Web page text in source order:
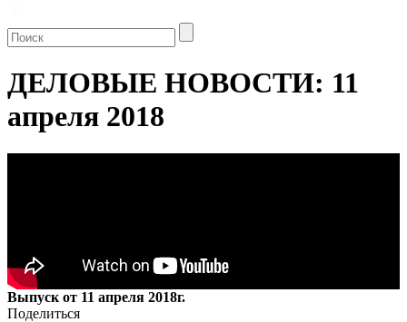
ДЕЛОВЫЕ НОВОСТИ: 11
апреля 2018
Выпуск от 11 апреля 2018г.
Поделиться